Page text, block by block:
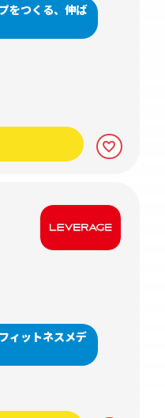
をつくる、伸ば
ィットネスメデ